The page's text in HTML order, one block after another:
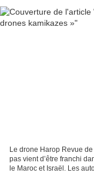
Le drone Harop Revue
pas vient d’être franchi
le Maroc et Israël. Les